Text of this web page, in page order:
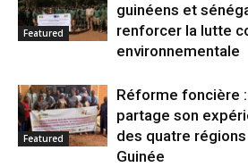
Featured
guinéens et
renforcer la lutte
environnementale
Featured
Réforme foncière
partage son
des quatre
Guinée